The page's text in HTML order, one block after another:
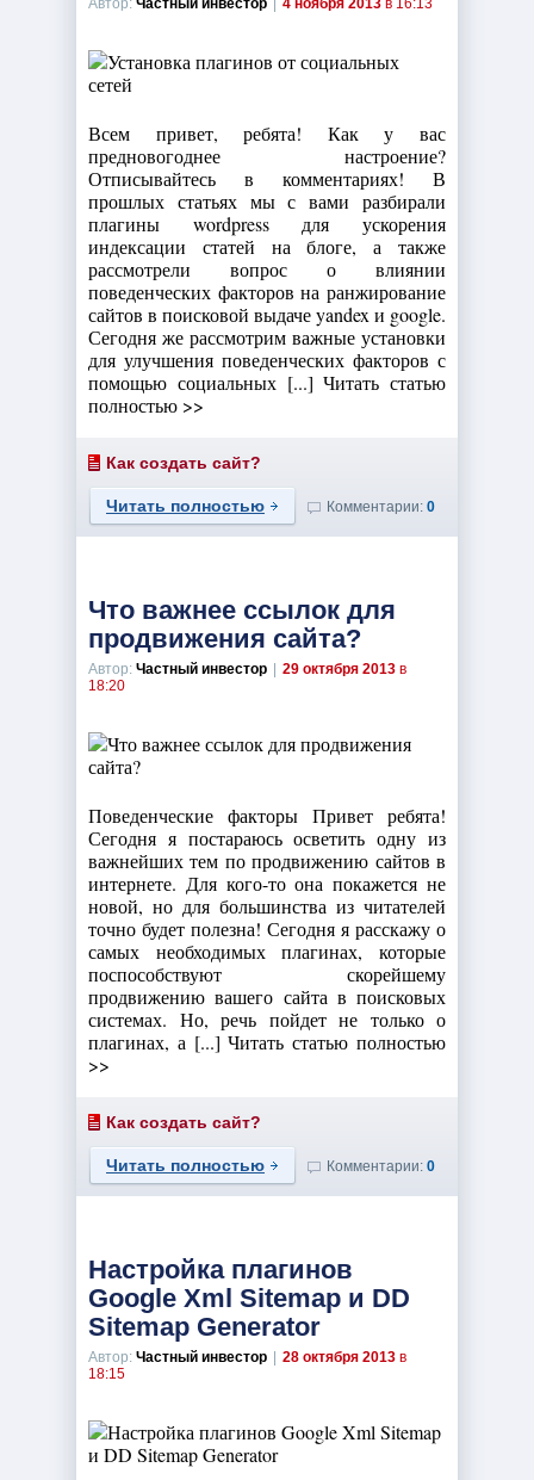
Автор: Частный инвестор 4 ноября 2013 в 16:13
Всем привет, ребята! Как у вас
предновогоднее настроение?
Отписывайтесь в комментариях! В
прошлых статьях мы с вами разбирали
плагины wordpress для ускорения
индексации статей на блоге, а также
рассмотрели вопрос о влиянии
поведенческих факторов на ранжирование
сайтов в поисковой выдаче yandex и google.
Сегодня же рассмотрим важные установки
для улучшения поведенческих факторов с
помощью социальных [...] Читать статью
полностью >>
Как создать сайт?
Читать полностью Комментарии: 0
Что важнее ссылок для
продвижения сайта?
Автор: Частный инвестор 29 октября 2013 в
18:20
Поведенческие факторы Привет ребята!
Сегодня я постараюсь осветить одну из
важнейших тем по продвижению сайтов в
интернете. Для кого-то она покажется не
новой, но для большинства из читателей
точно будет полезна! Сегодня я расскажу о
самых необходимых плагинах, которые
поспособствуют скорейшему
продвижению вашего сайта в поисковых
системах. Но, речь пойдет не только о
плагинах, а [...] Читать статью полностью
>>
Как создать сайт?
Читать полностью Комментарии: 0
Настройка плагинов
Google Xml Sitemap и DD
Sitemap Generator
Автор: Частный инвестор 28 октября 2013 в
18:15